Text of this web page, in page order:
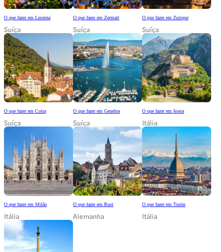
O que fazer em Lucerna
Suíça
O que fazer em Zermatt
Suíça
O que fazer em Zurique
Suíça
O que fazer em Coira
Suíça
O que fazer em Genebra
Suíça
O que fazer em Aosta
Itália
O que fazer em Milão
Itália
O que fazer em Rust
Alemanha
O que fazer em Turim
Itália